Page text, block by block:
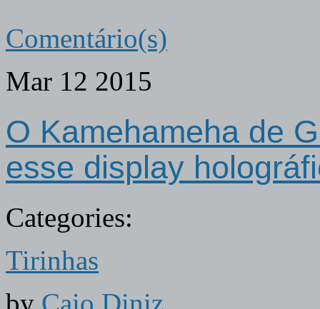
Comentário(s)
Mar 12 2015
O Kamehameha de
esse display
Categories:
Tirinhas